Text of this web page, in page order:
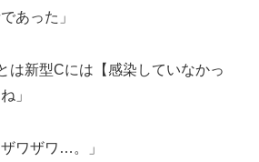
あった」
は新型Cには【感染していなかっ
」
ワザワ…。」